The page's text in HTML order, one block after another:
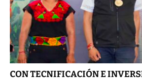
CON TECNIFICACIÓN E